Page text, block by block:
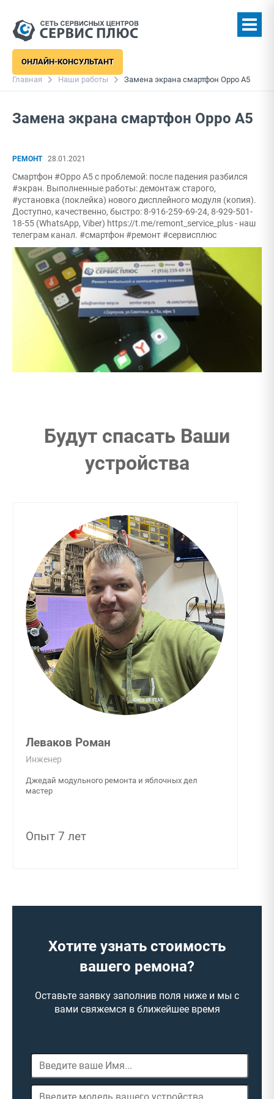
ОНЛАЙН-КОНСУЛЬТАНТ
Главная
Наши работы Замена экрана смартфон Oppo A5
Замена экрана смартфон Oppo A5
РЕМОНТ 28.01.2021
Смартфон #Oppo A5 с проблемой: после падения разбился
#экран. Выполненные работы: демонтаж старого,
#установка (поклейка) нового дисплейного модуля (копия).
Доступно, качественно, быстро: 8-916-259-69-24, 8-929-501-
18-55 (WhatsApp, Viber) https://t.me/remont_service_plus - наш
телеграм канал. #смартфон #ремонт #сервисплюс
Будут спасать Ваши
устройства
Леваков Роман
Инженер
Джедай модульного ремонта и яблочных дел
мастер
Опыт 7 лет
Хотите узнать стоимость
вашего ремона?
Оставьте заявку заполнив поля ниже и мы с
вами свяжемся в ближейшее время